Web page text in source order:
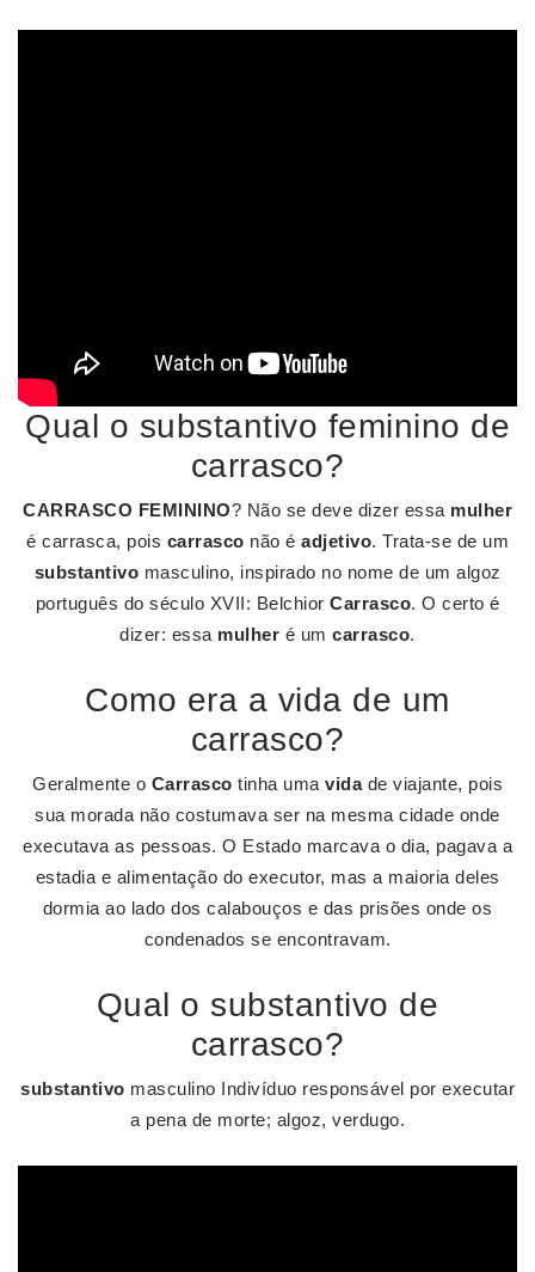
Qual o substantivo feminino de
carrasco?
CARRASCO FEMININO? Não se deve dizer essa mulher
é carrasca, pois carrasco não é adjetivo. Trata-se de um
substantivo masculino, inspirado no nome de um algoz
português do século XVII: Belchior Carrasco. O certo é
dizer: essa mulher é umcarrasco.
Como era a vida de um
carrasco?
Geralmente o Carrasco tinha uma vidade viajante, pois
sua morada não costumava ser na mesma cidade onde
executava as pessoas. O Estado marcava o dia, pagava a
estadia e alimentação do executor, mas a maioria deles
dormia ao lado dos calabouços e das prisões onde os
condenados se encontravam.
Qual o substantivo de
carrasco?
substantivo masculino Indivíduo responsável por executar
a pena de morte; algoz, verdugo.